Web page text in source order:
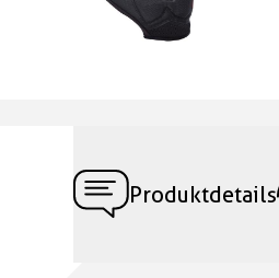
Produktdetails